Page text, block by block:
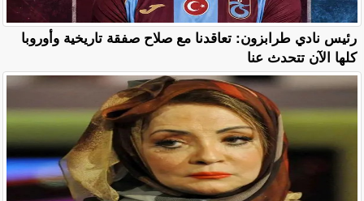
رئيس نادي طرابزون: تعاقدنا مع صلاح صفقة تاريخية وأوروبا
كلها الآن تتحدث عنا